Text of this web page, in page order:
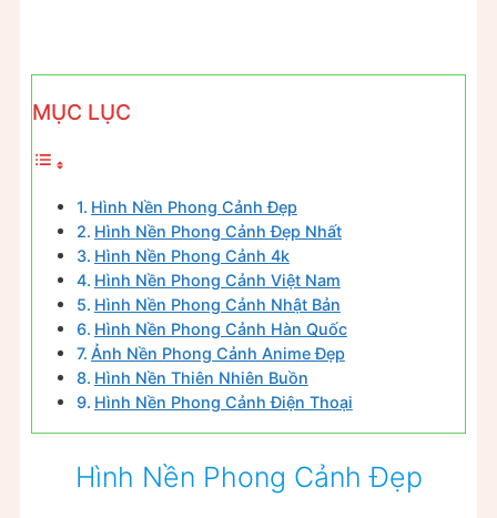
MỤC LỤC
Hình Nền Phong Cảnh Đẹp
Hình Nền Phong Cảnh Đẹp Nhất
Hình Nền Phong Cảnh 4k
Hình Nền Phong Cảnh Việt Nam
Hình Nền Phong Cảnh Nhật Bản
Hình Nền Phong Cảnh Hàn Quốc
Ảnh Nền Phong Cảnh Anime Đẹp
Hình Nền Thiên Nhiên Buồn
Hình Nền Phong Cảnh Điện Thoại
Hình Nền Phong Cảnh Đẹp